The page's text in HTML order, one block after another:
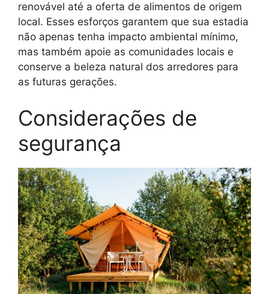
renovável até a oferta de alimentos de origem
local. Esses esforços garantem que sua estadia
não apenas tenha impacto ambiental mínimo,
mas também apoie as comunidades locais e
conserve a beleza natural dos arredores para
as futuras gerações.
Considerações de
segurança